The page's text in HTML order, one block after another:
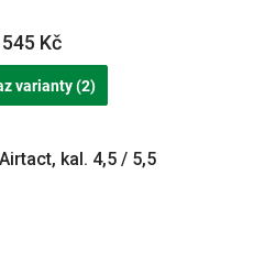
Kč
varianty (2)
kal. 4,5 / 5,5